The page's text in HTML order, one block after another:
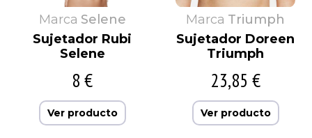
Marca Selene
Sujetador Rubi
Selene
8 €
Ver producto
Marca Triumph
Sujetador Doreen
Triumph
23,85 €
Ver producto